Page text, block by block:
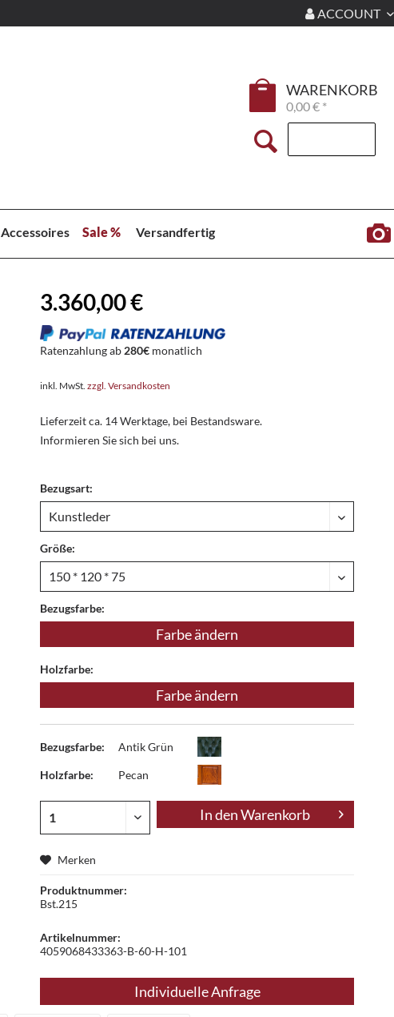
ACCOUNT
WARENKORB
0,00 € *
Accessoires Sale % Versandfertig
3.360,00 €
Ratenzahlung ab 280€ monatlich
inkl. MwSt.zzgl. Versandkosten
Lieferzeit ca. 14 Werktage, bei Bestandsware.
Informieren Sie sich bei uns.
Bezugsart:
Größe:
Bezugsfarbe:
Farbe ändern
Holzfarbe:
Farbe ändern
Bezugsfarbe: Antik Grün
Holzfarbe: Pecan
In denWarenkorb
Merken
Produktnummer:
Bst.215
Artikelnummer:
4059068433363-B-60-H-101
Individuelle Anfrage